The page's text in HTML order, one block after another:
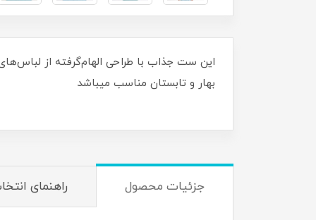
این ست جذاب با طراحی الهام‌گرفته از
بهار و
جزئیات محصول راهنمای